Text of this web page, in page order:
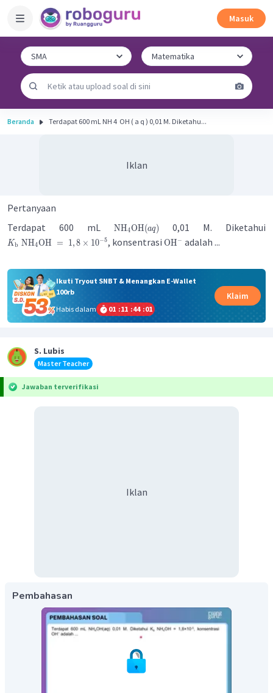
Masuk
Beranda Terdapat 600 mL NH 4 ​ OH ( a q ) 0,01 M. Diketahu...
Iklan
Pertanyaan
Terdapat 600 mLNH4OH(aq) 0,01 M. Diketahui
Kb NH4OH = 1,8 × 10−5, konsentrasiOH− adalah ...
Ikuti Tryout SNBT & Menangkan E-Wallet
100rb
Habis dalam
01 :11 :44 :01
Klaim
S. Lubis
Master Teacher
Jawaban terverifikasi
Iklan
Pembahasan